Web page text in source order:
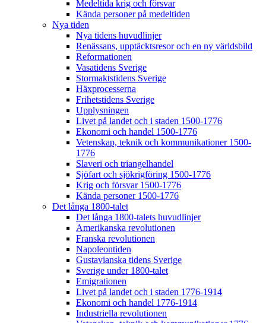
Medeltida krig och försvar
Kända personer på medeltiden
Nya tiden
Nya tidens huvudlinjer
Renässans, upptäcktsresor och en ny världsbild
Reformationen
Vasatidens Sverige
Stormaktstidens Sverige
Häxprocesserna
Frihetstidens Sverige
Upplysningen
Livet på landet och i staden 1500-1776
Ekonomi och handel 1500-1776
Vetenskap, teknik och kommunikationer 1500-
1776
Slaveri och triangelhandel
Sjöfart och sjökrigföring 1500-1776
Krig och försvar 1500-1776
Kända personer 1500-1776
Det långa 1800-talet
Det långa 1800-talets huvudlinjer
Amerikanska revolutionen
Franska revolutionen
Napoleontiden
Gustavianska tidens Sverige
Sverige under 1800-talet
Emigrationen
Livet på landet och i staden 1776-1914
Ekonomi och handel 1776-1914
Industriella revolutionen